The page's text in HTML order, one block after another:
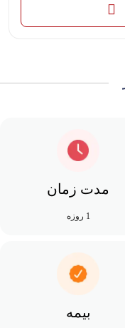
مدت زمان
1 روزه
بیمه